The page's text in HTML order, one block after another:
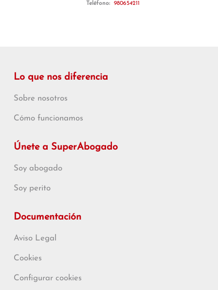
Teléfono:
980654211
Lo que nos diferencia
Sobre nosotros
Cómo funcionamos
Únete a SuperAbogado
Soy abogado
Soy perito
Documentación
Aviso Legal
Cookies
Configurar cookies